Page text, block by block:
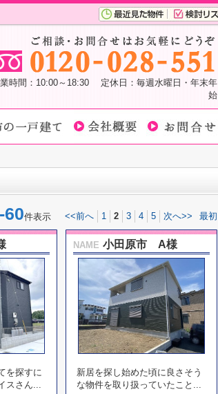
時間：10:00～18:30 定休日：毎週水曜日・年末年
始
件表示 <<前へ 1 2 3 4 5 次へ>> 最初
を探すに
スさん...
NAME 小田原市 A様
新居を探し始めた頃に良さそう
な物件を取り扱っていたこと...